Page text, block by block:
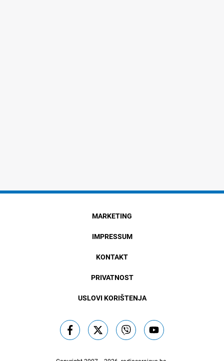
MARKETING
IMPRESSUM
KONTAKT
PRIVATNOST
USLOVI KORIŠTENJA